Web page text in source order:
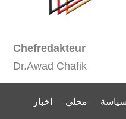
Chefredakteur
Dr.Awad Chafik
اخبار محلي سياسة